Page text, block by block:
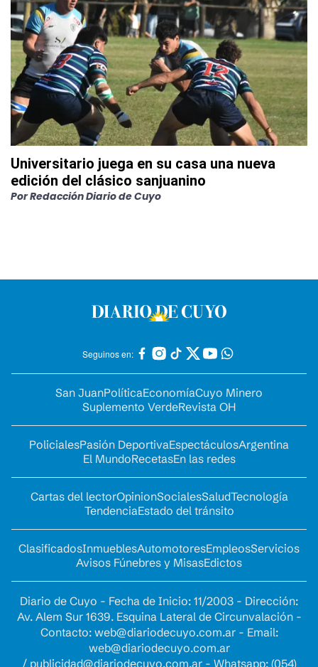
Universitario juega en su casa una nueva
edición del clásico sanjuanino
PorRedacción Diario de Cuyo
Seguinos en:
San JuanPolíticaEconomíaCuyo Minero
Suplemento VerdeRevista OH
PolicialesPasión DeportivaEspectáculosArgentina
El MundoRecetasEn las redes
Cartas del lectorOpinionSocialesSaludTecnología
TendenciaEstado del tránsito
ClasificadosInmueblesAutomotoresEmpleosServicios
Avisos Fúnebres y MisasEdictos
Diario de Cuyo - Fecha de Inicio: 11/2003 - Dirección:
Av. Alem Sur 1639. Esquina Lateral de Circunvalación -
Contacto: web@diariodecuyo.com.ar- Email:
web@diariodecuyo.com.ar
/ publicidad@diariodecuyo.com.ar- Whatsapp: (054)